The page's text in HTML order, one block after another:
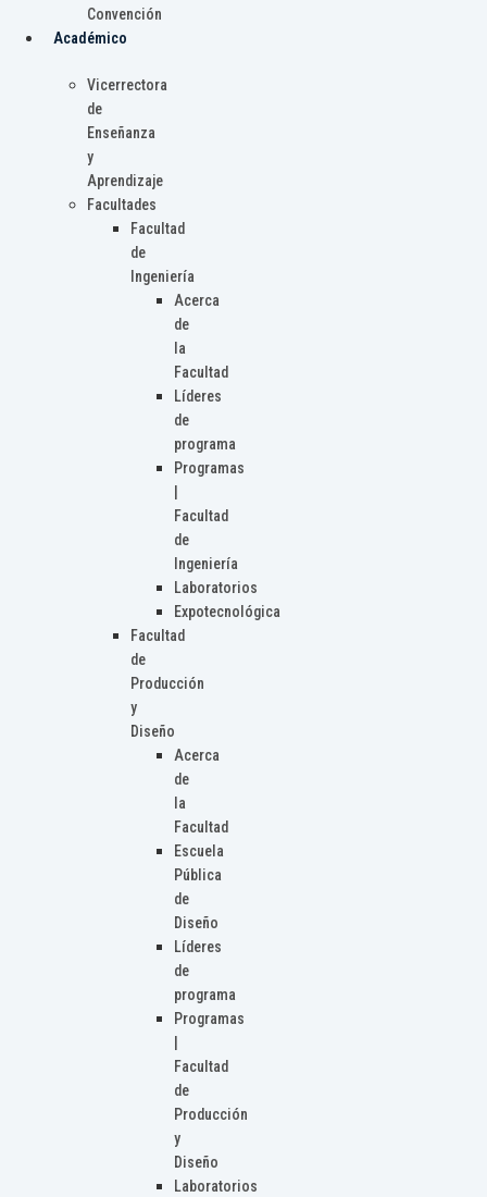
Convención
Académico
Vicerrectora
de
Enseñanza
y
Aprendizaje
Facultades
Facultad
de
Ingeniería
Acerca
de
la
Facultad
Líderes
de
programa
Programas
Facultad
de
Ingeniería
Laboratorios
Expotecnológica
Facultad
de
Producción
y
Diseño
Acerca
de
la
Facultad
Escuela
Pública
de
Diseño
Líderes
de
programa
Programas
Facultad
de
Producción
y
Diseño
Laboratorios